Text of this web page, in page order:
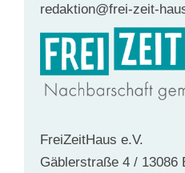
redaktion@frei-zeit-
FreiZeitHaus e.V.
Gäblerstraße 4 / 13086